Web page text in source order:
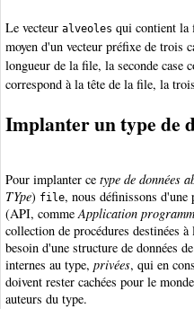
Le vecteur alveoles qui contient la
moyen d'un vecteur préfixe de trois
longueur de la file, la seconde case
correspond à la tête de la file, la
Implanter un type de
Pour implanter ce type de données
TYpe) file, nous définissons d'une
(API, commeApplication
collection de procédures destinées
besoin d'une structure de données
internes au type, privées, qui en
doivent rester cachées pour le
auteurs du type.